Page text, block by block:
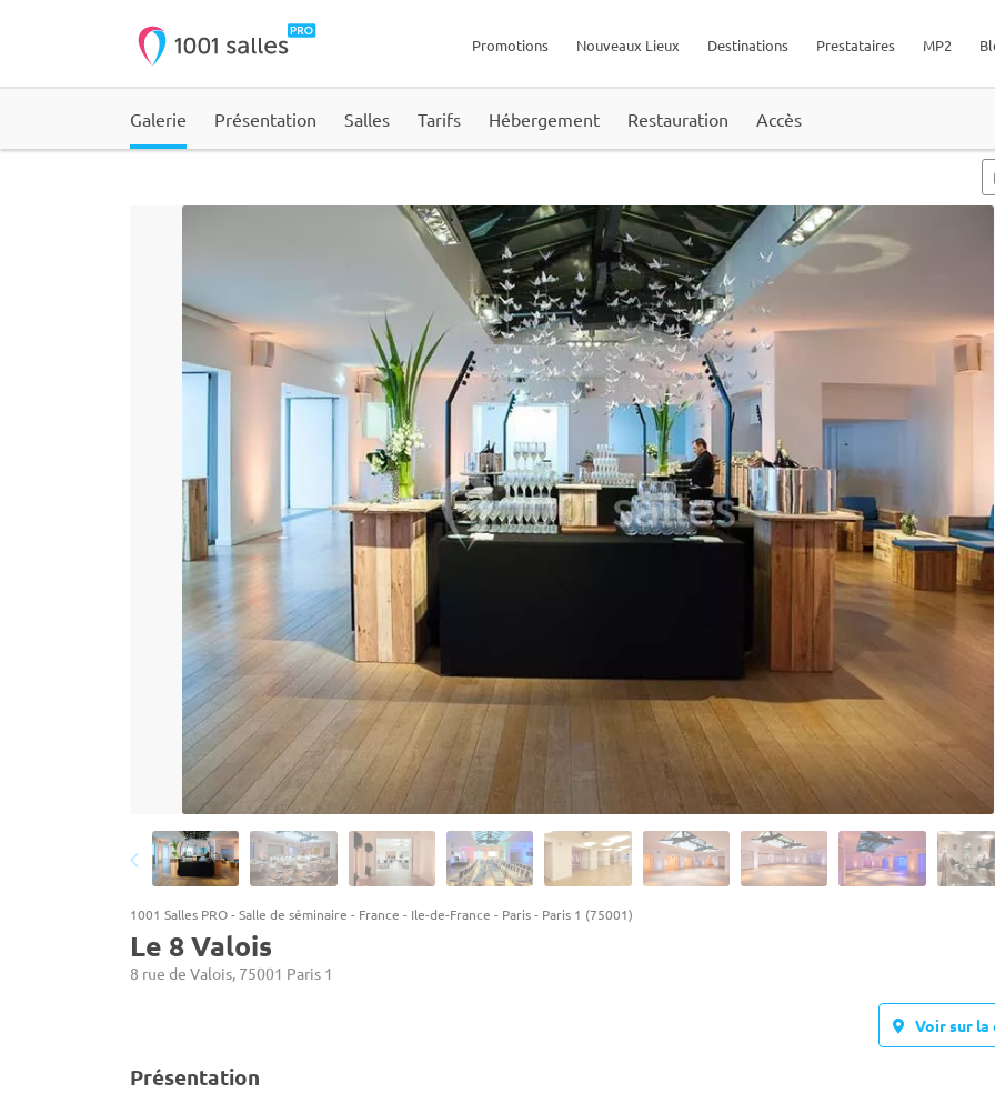
MP2
Prestataires
Destinations
Nouveaux Lieux
Promotions
Galerie Présentation Salles Tarifs Hébergement Restauration Accès
1001 Salles PRO-Salle de séminaire - France - Ile-de-France - Paris- Paris 1 (75001)
Le 8 Valois
8 rue de Valois, 75001 Paris 1
Voir sur la
Présentation